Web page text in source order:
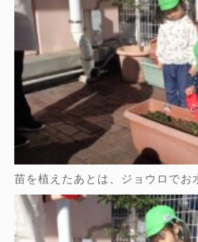
苗を植えたあとは、ジョウロでお